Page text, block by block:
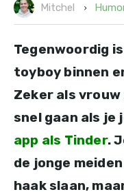
Mitchel
Tegenwoordig
toyboy binnen
Zeker als
snel gaan als je
app als Tinder.
de jonge
haak slaan,